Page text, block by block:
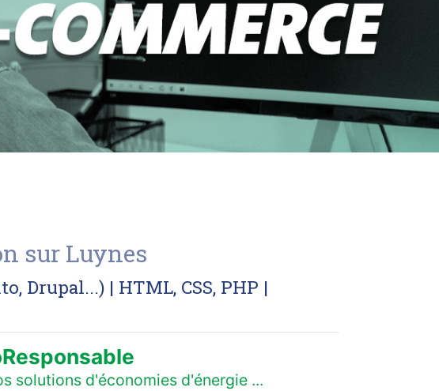
sur Luynes
Drupal...) | HTML, CSS, PHP |
solutions d'économies d'énergie ...